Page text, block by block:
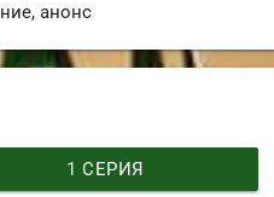
,анонс
1 СЕРИЯ